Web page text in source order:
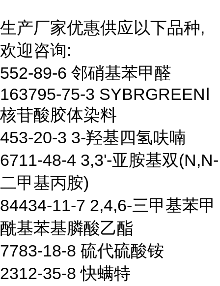
生产厂家优惠供应以下品种,
欢迎咨询:
552-89-6 邻硝基苯甲醛
163795-75-3 SYBRGREENⅠ
核苷酸胶体染料
453-20-3 3-羟基四氢呋喃
6711-48-4 3,3'-亚胺基双(N,N-
二甲基丙胺)
84434-11-7 2,4,6-三甲基苯甲
酰基苯基膦酸乙酯
7783-18-8 硫代硫酸铵
2312-35-8 快螨特